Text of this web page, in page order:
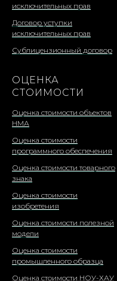
исключительных прав
Договор уступки
исключительных прав
Сублицензионный договор
ОЦЕНКА
СТОИМОСТИ
Оценка стоимости объектов
НМА
Оценка стоимости
программного обеспечения
Оценка стоимости товарного
знака
Оценка стоимости
изобретения
Оценка стоимости полезной
модели
Оценка стоимости
промышленного образца
Оценка стоимости НОУ-ХАУ